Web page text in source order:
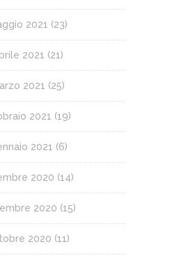
2021 (23)
2021 (21)
2021 (25)
2021 (19)
2021 (6)
2020 (14)
2020 (15)
2020 (11)